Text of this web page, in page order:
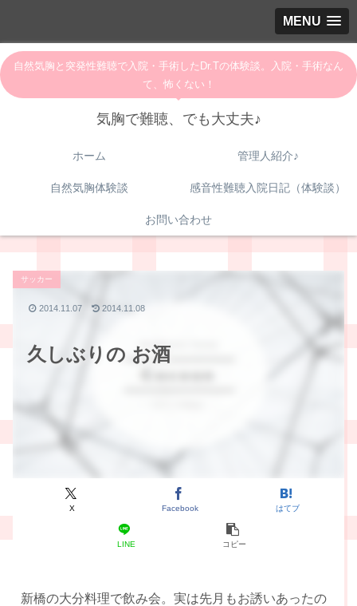
MENU
自然気胸と突発性難聴で入院・手術したDr.Tの体験談。入院・手術なん
て、怖くない！
気胸で難聴、でも大丈夫♪
ホーム 管理人紹介♪
自然気胸体験談 感音性難聴入院日記（体験談）
お問い合わせ
久しぶりの お酒
サッカー
X Facebook はてブ
LINE コピー
2014.11.07 2014.11.08
新橋の大分料理で飲み会。実は先月もお誘いあったの